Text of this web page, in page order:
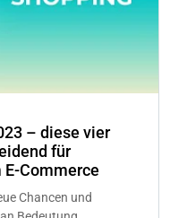
– diese vier
für
Commerce
Chancen und